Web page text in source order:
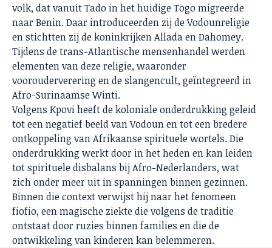
volk, dat vanuit Tado in het huidige Togo migreerde
naar Benin. Daar introduceerden zij de Vodounreligie
en stichtten zij de koninkrijken Allada en Dahomey.
Tijdens de trans-Atlantische mensenhandel werden
elementen van deze religie, waaronder
voorouderverering en de slangencult, geïntegreerd in
Afro-Surinaamse Winti.
Volgens Kpovi heeft de koloniale onderdrukking geleid
tot een negatief beeld van Vodoun en tot een bredere
ontkoppeling van Afrikaanse spirituele wortels. Die
onderdrukking werkt door in het heden en kan leiden
tot spirituele disbalans bij Afro-Nederlanders, wat
zich onder meer uit in spanningen binnen gezinnen.
Binnen die context verwijst hij naar het fenomeen
fiofio, een magische ziekte die volgens de traditie
ontstaat door ruzies binnen families en die de
ontwikkeling van kinderen kan belemmeren.